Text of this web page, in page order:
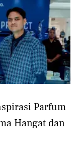
Parfum
Hangat dan